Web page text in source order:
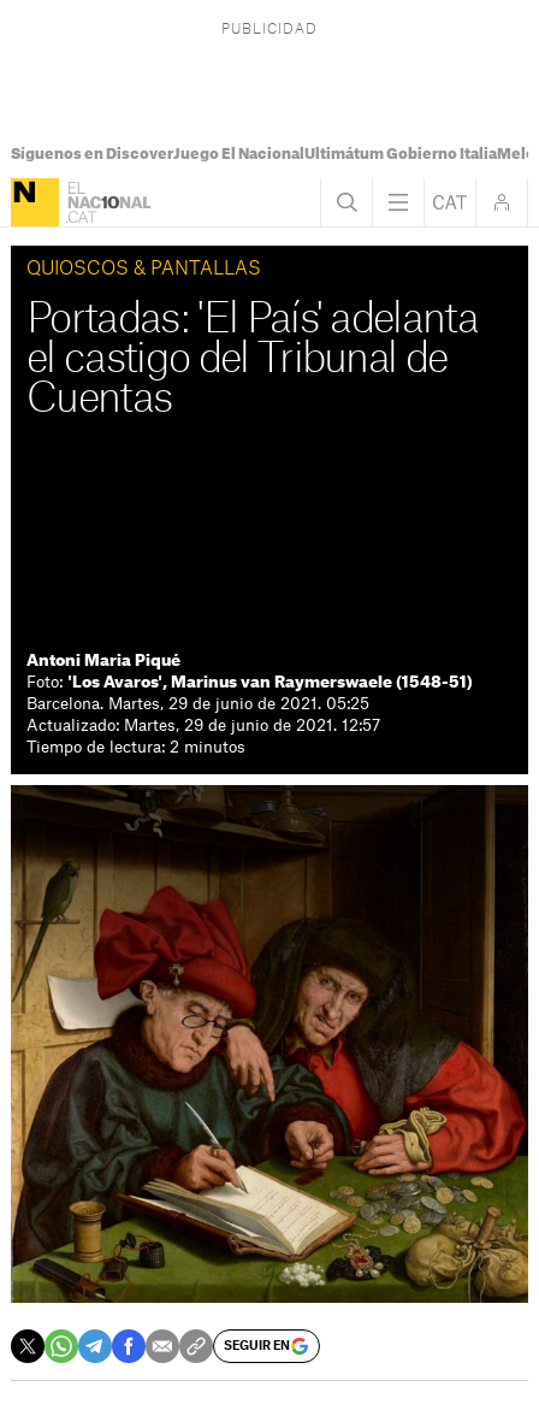
Síguenos en DiscoverJuego El Nacional Ultimátum Gobierno Italia
QUIOSCOS & PANTALLAS
Portadas: 'El País' adelanta
el castigo del Tribunal de
Cuentas
Antoni Maria Piqué
Foto: 'Los Avaros', Marinus van Raymerswaele (1548-51)
Barcelona. Martes, 29 de junio de 2021. 05:25
Actualizado: Martes, 29 de junio de 2021. 12:57
Tiempo de lectura: 2 minutos
SEGUIR EN